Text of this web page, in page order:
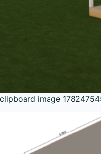
clipboard image